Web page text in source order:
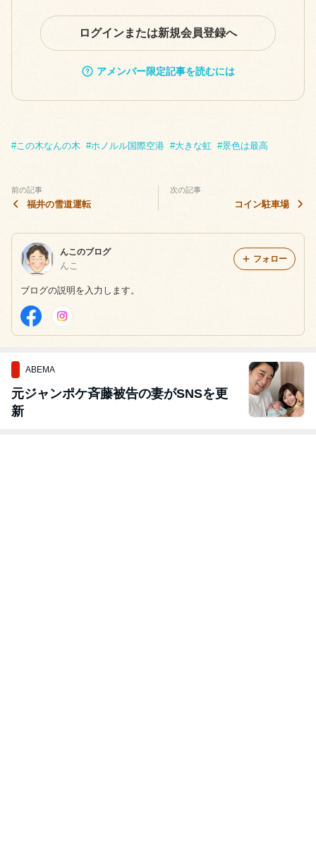
ログインまたは新規会員登録へ
アメンバー限定記事を読むには
#この木なんの木 #ホノルル国際空港 #大きな虹 #景色は最高
前の記事
福井の雪道運転
次の記事
コイン駐車場
んこのブログ
んこ
ブログの説明を入力します。
フォロー
ABEMA
元ジャンポケ斉藤被告の妻がSNSを更
新